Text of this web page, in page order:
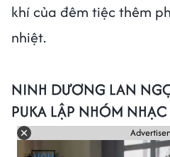
khí của đêm tiệc thêm
nhiệt.
NINH DƯƠNG LAN
PUKA LẬP NHÓM